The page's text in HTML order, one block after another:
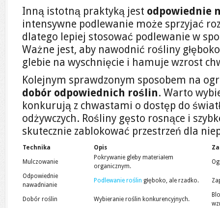
Inną istotną praktyką jest odpowiednie
intensywne podlewanie może sprzyjać
dlatego lepiej stosować podlewanie w
Ważne jest, aby nawodnić rośliny
glebie na wyschnięcie i hamuje wzrost
Kolejnym sprawdzonym sposobem na
dobór odpowiednich roślin. Warto
konkurują z chwastami o dostęp do
odżywczych. Rośliny gęsto rosnące i
skutecznie zablokować przestrzeń dla
Technika Opis
Mulczowanie
Pokrywanie gleby materiałem
organicznym.
Odpowiednie
nawadnianie
Podlewanie roślin głęboko, ale rzadko.
Dobór roślin Wybieranie roślin konkurencyjnych.